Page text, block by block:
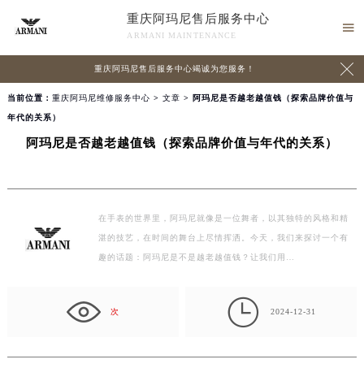
重庆阿玛尼售后服务中心
ARMANI MAINTENANCE

重庆阿玛尼售后服务中心竭诚为您服务！ 
当前位置： 重庆阿玛尼维修服务中心 > 文章 > 阿玛尼是否越老越值钱（探索品牌价值与
年代的关系）
阿玛尼是否越老越值钱（探索品牌价值与年代的关系）
在手表的世界里，阿玛尼就像是一位舞者，以其独特的风格和精
湛的技艺，在时间的舞台上尽情挥洒。今天，我们来探讨一个有
趣的话题：阿玛尼是不是越老越值钱？让我们用…
次  2024-12-31